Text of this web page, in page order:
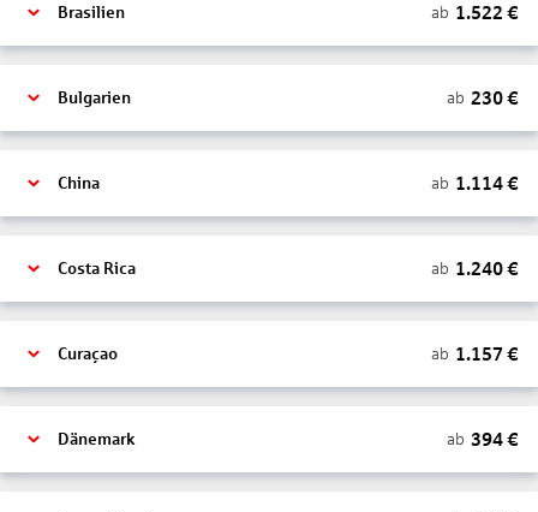
Brasilien ab 1.522 €
Bulgarien ab 230€
China ab 1.114€
Costa Rica ab 1.240€
Curaçao ab 1.157 €
Dänemark ab 394€